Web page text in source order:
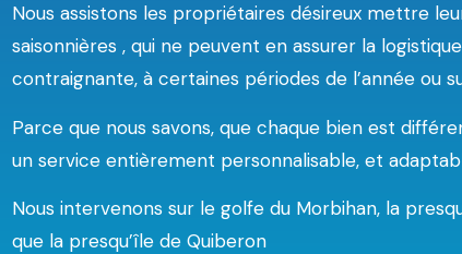
Nous assistons les propriétaires désireux mettre
saisonnières , qui ne peuvent en assurer la
contraignante, à certaines périodes de l’année ou
Parce que nous savons, que chaque bien est
un service entièrement personnalisable, et
Nous intervenons sur le golfe du Morbihan, la
que la presqu’île de Quiberon